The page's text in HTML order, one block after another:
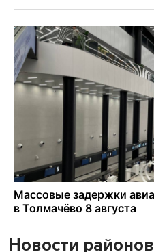
Новости районов